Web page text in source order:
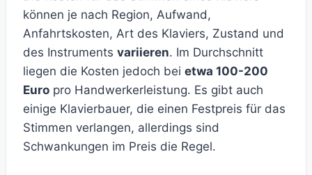
können je nach Region, Aufwand,
Anfahrtskosten, Art des Klaviers, Zustand und
des Instruments variieren. Im Durchschnitt
liegen die Kosten jedoch bei etwa 100-200
Euro pro Handwerkerleistung. Es gibt auch
einige Klavierbauer, die einen Festpreis für das
Stimmen verlangen, allerdings sind
Schwankungen im Preis die Regel.